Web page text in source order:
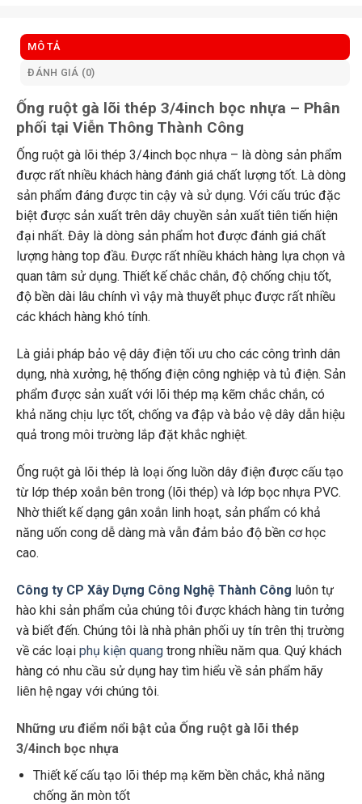
MÔ TẢ
ĐÁNH GIÁ (0)
Ống ruột gà lõi thép 3/4inch bọc nhựa – Phân
phối tại Viễn Thông Thành Công
Ống ruột gà lõi thép 3/4inch bọc nhựa – là dòng sản phẩm
được rất nhiều khách hàng đánh giá chất lượng tốt. Là dòng
sản phẩm đáng được tin cậy và sử dụng. Với cấu trúc đặc
biệt được sản xuất trên dây chuyền sản xuất tiên tiến hiện
đại nhất. Đây là dòng sản phẩm hot được đánh giá chất
lượng hàng top đầu. Được rất nhiều khách hàng lựa chọn và
quan tâm sử dụng. Thiết kế chắc chắn, độ chống chịu tốt,
độ bền dài lâu chính vì vậy mà thuyết phục được rất nhiều
các khách hàng khó tính.
Là giải pháp bảo vệ dây điện tối ưu cho các công trình dân
dụng, nhà xưởng, hệ thống điện công nghiệp và tủ điện. Sản
phẩm được sản xuất với lõi thép mạ kẽm chắc chắn, có
khả năng chịu lực tốt, chống va đập và bảo vệ dây dẫn hiệu
quả trong môi trường lắp đặt khắc nghiệt.
Ống ruột gà lõi thép là loại ống luồn dây điện được cấu tạo
từ lớp thép xoắn bên trong (lõi thép) và lớp bọc nhựa PVC.
Nhờ thiết kế dạng gân xoắn linh hoạt, sản phẩm có khả
năng uốn cong dễ dàng mà vẫn đảm bảo độ bền cơ học
cao.
Công ty CP Xây Dựng Công Nghệ Thành Công luôn tự
hào khi sản phẩm của chúng tôi được khách hàng tin tưởng
và biết đến. Chúng tôi là nhà phân phối uy tín trên thị trường
về các loại phụ kiện quangtrong nhiều năm qua. Quý khách
hàng có nhu cầu sử dụng hay tìm hiểu về sản phẩm hãy
liên hệ ngay với chúng tôi.
Những ưu điểm nổi bật của Ống ruột gà lõi thép
3/4inch bọc nhựa
Thiết kế cấu tạo lõi thép mạ kẽm bền chắc, khả năng
chống ăn mòn tốt